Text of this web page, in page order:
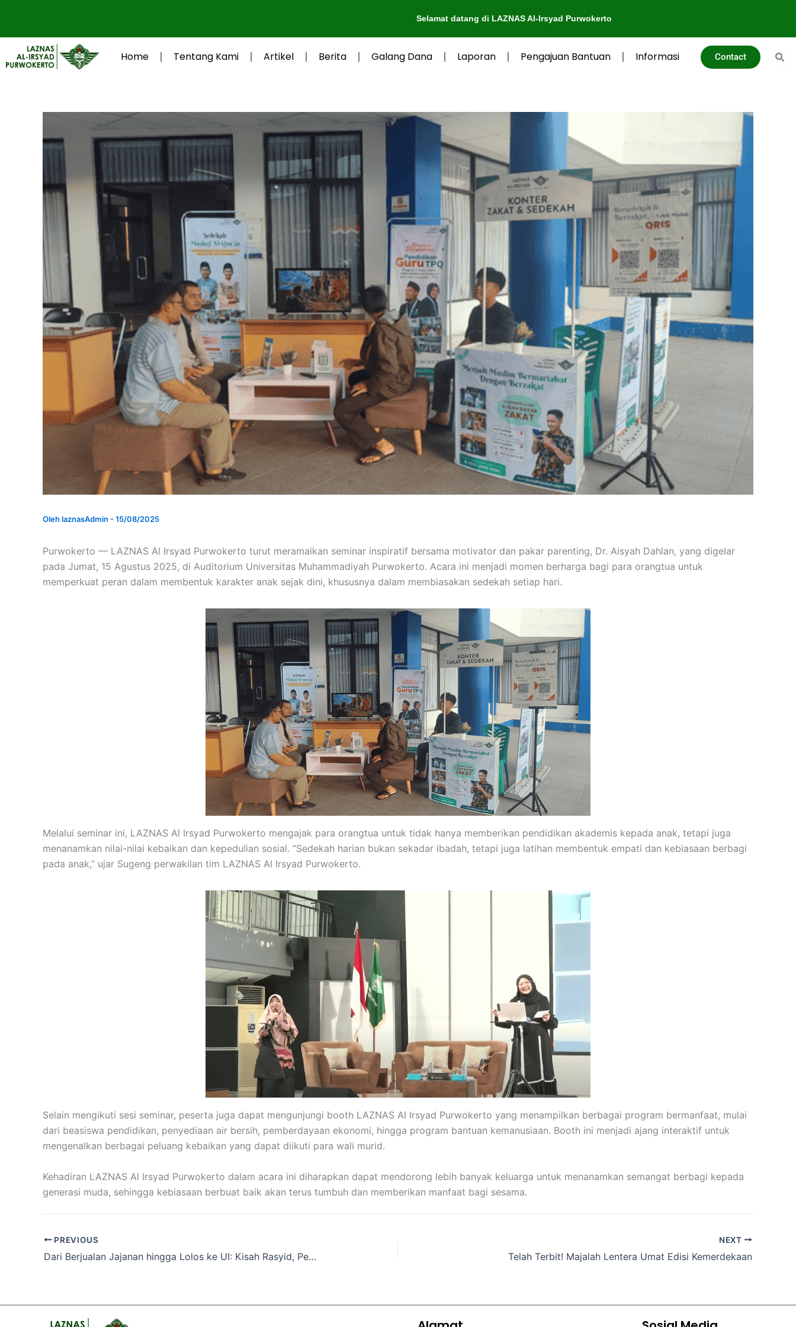
konten
Selamat datang di LAZNAS Al-Irsyad Purwokerto
Home Tentang Kami Artikel Berita Galang Dana Laporan Pengajuan Bantuan Informasi Contact
OlehlaznasAdmin -15/08/2025
Purwokerto — LAZNAS Al Irsyad Purwokerto turut meramaikan seminar inspiratif bersama motivator dan pakar parenting, Dr. Aisyah Dahlan, yang digelar
pada Jumat, 15 Agustus 2025, di Auditorium Universitas Muhammadiyah Purwokerto. Acara ini menjadi momen berharga bagi para orangtua untuk
memperkuat peran dalam membentuk karakter anak sejak dini, khususnya dalam membiasakan sedekah setiap hari.
Melalui seminar ini, LAZNAS Al Irsyad Purwokerto mengajak para orangtua untuk tidak hanya memberikan pendidikan akademis kepada anak, tetapi juga
menanamkan nilai-nilai kebaikan dan kepedulian sosial. “Sedekah harian bukan sekadar ibadah, tetapi juga latihan membentuk empati dan kebiasaan berbagi
pada anak,” ujar Sugeng perwakilan tim LAZNAS Al Irsyad Purwokerto.
Selain mengikuti sesi seminar, peserta juga dapat mengunjungi booth LAZNAS Al Irsyad Purwokerto yang menampilkan berbagai program bermanfaat, mulai
dari beasiswa pendidikan, penyediaan air bersih, pemberdayaan ekonomi, hingga program bantuan kemanusiaan. Booth ini menjadi ajang interaktif untuk
mengenalkan berbagai peluang kebaikan yang dapat diikuti para wali murid.
Kehadiran LAZNAS Al Irsyad Purwokerto dalam acara ini diharapkan dapat mendorong lebih banyak keluarga untuk menanamkan semangat berbagi kepada
generasi muda, sehingga kebiasaan berbuat baik akan terus tumbuh dan memberikan manfaat bagi sesama.
PREVIOUS
Dari Berjualan Jajanan hingga Lolos ke UI: Kisah Rasyid, Penerima Beasiswa OTA LAZNAS Al Irsyad
NEXT
Telah Terbit! Majalah Lentera Umat Edisi Kemerdekaan